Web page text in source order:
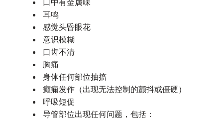
口中有金属味
耳鸣
感觉头昏眼花
意识模糊
口齿不清
胸痛
身体任何部位抽搐
癫痫发作（出现无法控制的颤抖或僵硬）
呼吸短促
导管部位出现任何问题，包括：